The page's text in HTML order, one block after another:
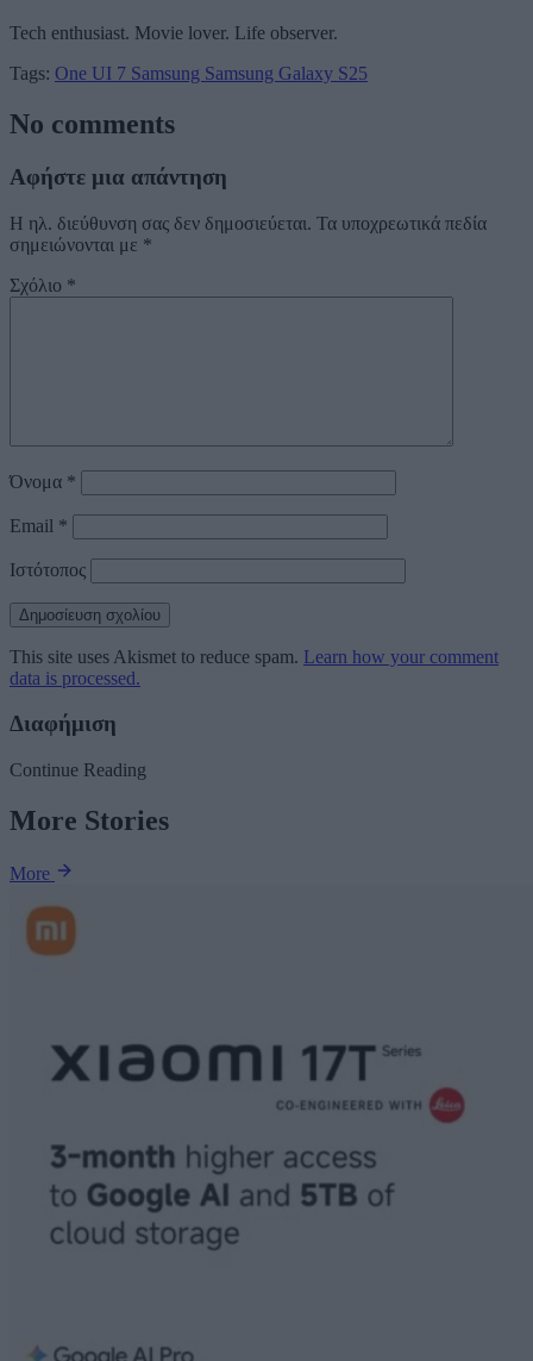
Tech enthusiast. Movie lover. Life observer.
Tags: One UI 7 Samsung Samsung Galaxy S25
No comments
Αφήστε μια απάντηση
Η ηλ. διεύθυνση σας δεν δημοσιεύεται. Τα υποχρεωτικά πεδία
σημειώνονται με *
Σχόλιο *
Όνομα *
Email *
Ιστότοπος
This site uses Akismet to reduce spam. Learn how your comment
data is processed.
Διαφήμιση
Continue Reading
More Stories
More